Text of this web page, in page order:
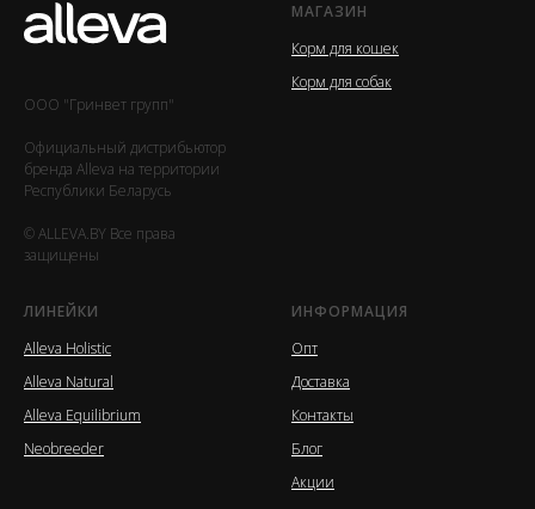
ООО "Гринвет групп"
Официальный дистрибьютор
бренда Alleva на территории
Республики Беларусь
© ALLEVA.BY Все права
защищены
МАГАЗИН
Корм для кошек
Корм для собак
ЛИНЕЙКИ
Alleva Holistic
Alleva Natural
Alleva Equilibrium
Neobreeder
ИНФОРМАЦИЯ
Опт
Доставка
Контакты
Блог
Акции